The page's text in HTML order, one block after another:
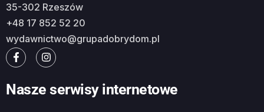
35-302 Rzeszów
+48 17 852 52 20
wydawnictwo@grupadobrydom.pl
Nasze serwisy internetowe